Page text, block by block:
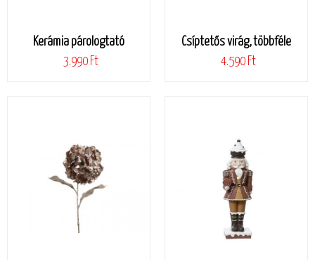
Kerámia párologtató
3.990 Ft
Csíptetős virág, többféle
4.590 Ft